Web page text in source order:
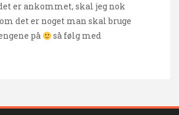
er ankommet, skal jeg nok
det er noget man skal bruge
på
så følg med